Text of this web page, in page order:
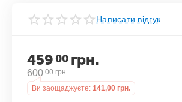
Написати відгук
459 00 грн.
600 00 грн.
Ви заощаджуєте: 141,00 грн.